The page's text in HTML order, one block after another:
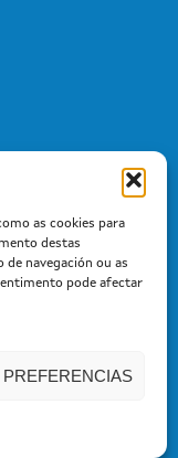
as cookies para
destas
navegación ou as
pode afectar